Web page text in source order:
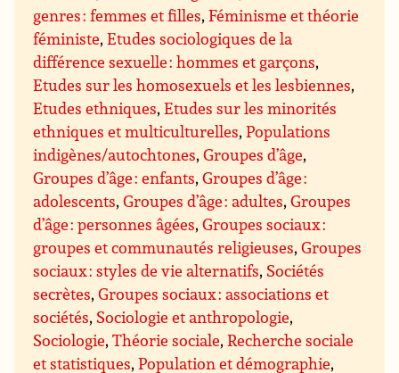
genres : femmes et filles,Féminisme et théorie
féministe,Etudes sociologiques de la
différence sexuelle : hommes et garçons,
Etudes sur les homosexuels et les lesbiennes,
Etudes ethniques,Etudes sur les minorités
ethniques et multiculturelles,Populations
indigènes/autochtones,Groupes d’âge,
Groupes d’âge : enfants,Groupes d’âge :
adolescents,Groupes d’âge : adultes,Groupes
d’âge : personnes âgées,Groupes sociaux :
groupes et communautés religieuses,Groupes
sociaux : styles de vie alternatifs, Sociétés
secrètes,Groupes sociaux : associations et
sociétés, Sociologie et anthropologie,
Sociologie,Théorie sociale,Recherche sociale
et statistiques,Population et démographie,